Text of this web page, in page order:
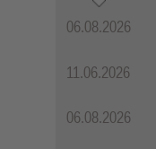
06.08.2026
11.06.2026
06.08.2026